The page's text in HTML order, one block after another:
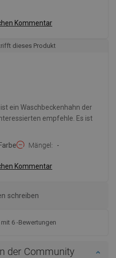
Kommentar
dieses Produkt
ein Waschbeckenhahn der
empfehle. Es ist
Mängel -
Kommentar
6 -Bewertungen
schreiben
der Community